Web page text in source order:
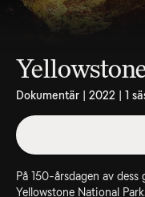
Dokumentär | 2022 | 1
På 150-årsdagen av
Yellowstone National Park.